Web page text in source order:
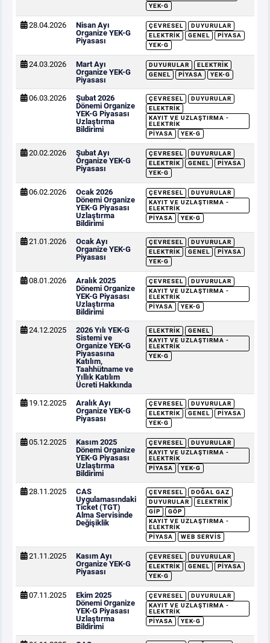
YEK-G
28.04.2026
Nisan Ayı
Organize YEK-G
Piyasası
ÇEVRESEL
DUYURULAR
ELEKTRIK
GENEL
PIYASA
YEK-G
24.03.2026
Mart Ayı
Organize YEK-G
Piyasası
DUYURULAR
ELEKTRIK
GENEL
PIYASA YEK-G
06.03.2026
Şubat 2026
Dönemi Organize
YEK-G Piyasası
Uzlaştırma
Bildirimi
ÇEVRESEL
DUYURULAR
ELEKTRIK
KAYIT VE UZLAŞTIRMA -
ELEKTRIK
PIYASA
YEK-G
20.02.2026
Şubat Ayı
Organize YEK-G
Piyasası
ÇEVRESEL
DUYURULAR
ELEKTRIK
GENEL
PIYASA
YEK-G
06.02.2026
Ocak 2026
Dönemi Organize
YEK-G Piyasası
Uzlaştırma
Bildirimi
ÇEVRESEL
DUYURULAR
KAYIT VE UZLAŞTIRMA -
ELEKTRIK
PIYASA
YEK-G
21.01.2026
Ocak Ayı
Organize YEK-G
Piyasası
ÇEVRESEL
DUYURULAR
ELEKTRIK
GENEL
PIYASA
YEK-G
08.01.2026
Aralık 2025
Dönemi Organize
YEK-G Piyasası
Uzlaştırma
Bildirimi
ÇEVRESEL
DUYURULAR
KAYIT VE UZLAŞTIRMA -
ELEKTRIK
PIYASA
YEK-G
24.12.2025
2026 Yılı YEK-G
Sistemi ve
Organize YEK-G
Piyasasına
Katılım,
Taahhütname ve
Yıllık Katılım
Ücreti Hakkında
ELEKTRIK
GENEL
KAYIT VE UZLAŞTIRMA -
ELEKTRIK
YEK-G
19.12.2025
Aralık Ayı
Organize YEK-G
Piyasası
ÇEVRESEL
DUYURULAR
ELEKTRIK
GENEL
PIYASA
YEK-G
05.12.2025
Kasım 2025
Dönemi Organize
YEK-G Piyasası
Uzlaştırma
Bildirimi
ÇEVRESEL
DUYURULAR
KAYIT VE UZLAŞTIRMA -
ELEKTRIK
PIYASA
YEK-G
28.11.2025
CAS
Uygulamasındaki
Ticket (TGT)
Alma Servisinde
Değişiklik
ÇEVRESEL
DOĞAL GAZ
DUYURULAR
ELEKTRIK
GİP
GÖP
KAYIT VE UZLAŞTIRMA -
ELEKTRIK
PIYASA
WEB SERVIS
21.11.2025
Kasım Ayı
Organize YEK-G
Piyasası
ÇEVRESEL
DUYURULAR
ELEKTRIK
GENEL
PIYASA
YEK-G
07.11.2025
Ekim 2025
Dönemi Organize
YEK-G Piyasası
Uzlaştırma
Bildirimi
ÇEVRESEL
DUYURULAR
KAYIT VE UZLAŞTIRMA -
ELEKTRIK
PIYASA
YEK-G